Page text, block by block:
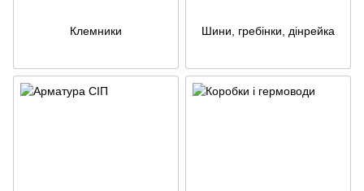
Клемники Шини, гребінки, дінрейка